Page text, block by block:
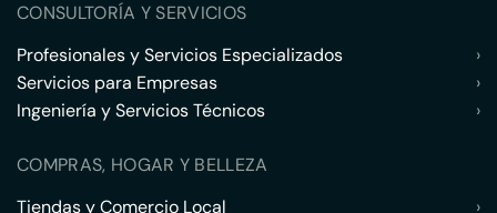
CONSULTORÍA Y SERVICIOS
Profesionales y Servicios Especializados
›
Servicios para Empresas
›
Ingeniería y Servicios Técnicos
›
COMPRAS, HOGAR Y BELLEZA
Tiendas y Comercio Local
›